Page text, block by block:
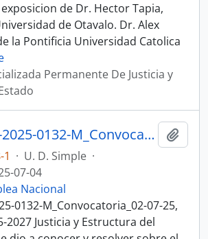
de Dr. Hector Tapia,
de Otavalo. Dr. Alex
la Pontificia Universidad Catolica
Permanente De Justicia y
001_An-Cjee-2025-0132-M_Convocatoria_02-07-25, Sesion 008 Justicia y Estructura del Estado
1 · U. D. Simple ·
07-04
Nacional
0132-M_Convocatoria_02-07-25,
2027 Justicia y Estructura del